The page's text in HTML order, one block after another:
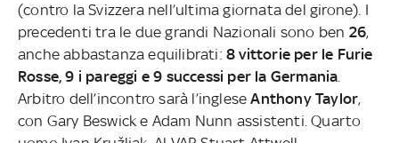
(contro la Svizzera nell’ultima giornata del girone). I
precedenti tra le due grandi Nazionali sono ben 26,
anche abbastanza equilibrati: 8 vittorie per le Furie
Rosse, 9 i pareggi e 9 successi per la Germania.
Arbitro dell’incontro sarà l’ingleseAnthony Taylor,
con Gary Beswick e Adam Nunn assistenti. Quarto